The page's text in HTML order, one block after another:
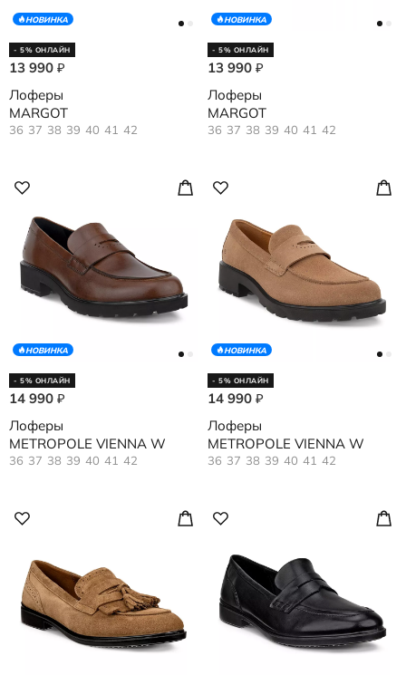
НОВИНКА
- 5% ОНЛАЙН
13 990 ₽
Лоферы
MARGOT
36 37 38 39 40 41 42
НОВИНКА
- 5% ОНЛАЙН
13 990 ₽
Лоферы
MARGOT
36 37 38 39 40 41 42
НОВИНКА
- 5% ОНЛАЙН
14 990 ₽
Лоферы
METROPOLE VIENNA W
36 37 38 39 40 41 42
НОВИНКА
- 5% ОНЛАЙН
14 990 ₽
Лоферы
METROPOLE VIENNA W
36 37 38 39 40 41 42